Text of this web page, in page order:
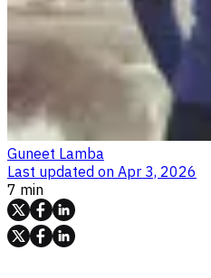
Guneet Lamba
Last updated on Apr 3, 2026
7 min